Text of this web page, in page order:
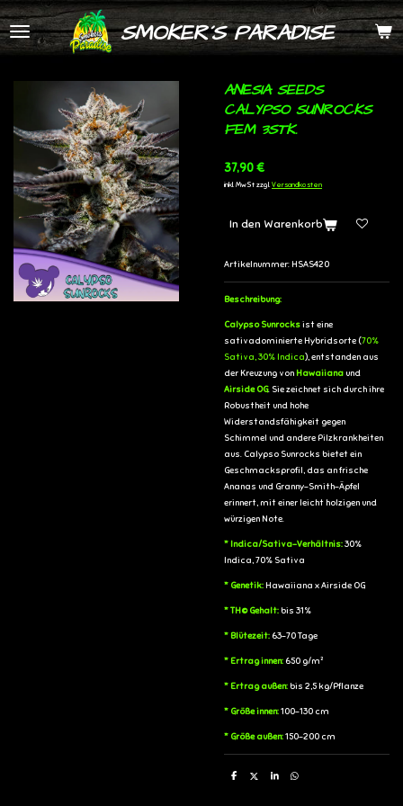
Zum
Hauptinhalt
springen
SMOKER´S PARADISE
ANESIA SEEDS
CALYPSO SUNROCKS
FEM 3STK.
37,90 €
inkl. MwSt zzgl. Versandkosten
In den Warenkorb
Artikelnummer:HSAS420
Beschreibung:
Calypso Sunrocksist eine
sativadominierte Hybridsorte (70%
Sativa, 30% Indica), entstanden aus
der Kreuzung vonHawaiianaund
Airside OG. Sie zeichnet sich durch ihre
Robustheit und hohe
Widerstandsfähigkeit gegen
Schimmel und andere Pilzkrankheiten
aus. Calypso Sunrocks bietet ein
Geschmacksprofil, das an frische
Ananas und Granny-Smith-Äpfel
erinnert, mit einer leicht holzigen und
würzigen Note.
* Indica/Sativa-Verhältnis:30%
Indica, 70% Sativa
* Genetik:Hawaiiana x Airside OG
* TH© Gehalt:bis 31%
* Blütezeit: 63-70 Tage
* Ertrag innen: 650 g/m²
* Ertrag außen:bis 2,5 kg/Pflanze
* Größe innen:100-130 cm
* Größe außen:150-200 cm
T
T
T
T